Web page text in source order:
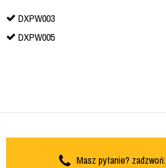
DXPW003
DXPW005
Masz pytanie? zadzwoń: